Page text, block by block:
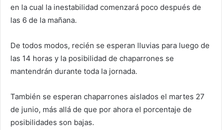
en la cual la inestabilidad comenzará poco después de
las 6 de la mañana.
De todos modos, recién se esperan lluvias para luego de
las 14 horas y la posibilidad de chaparrones se
mantendrán durante toda la jornada.
También se esperan chaparrones aislados el martes 27
de junio, más allá de que por ahora el porcentaje de
posibilidades son bajas.